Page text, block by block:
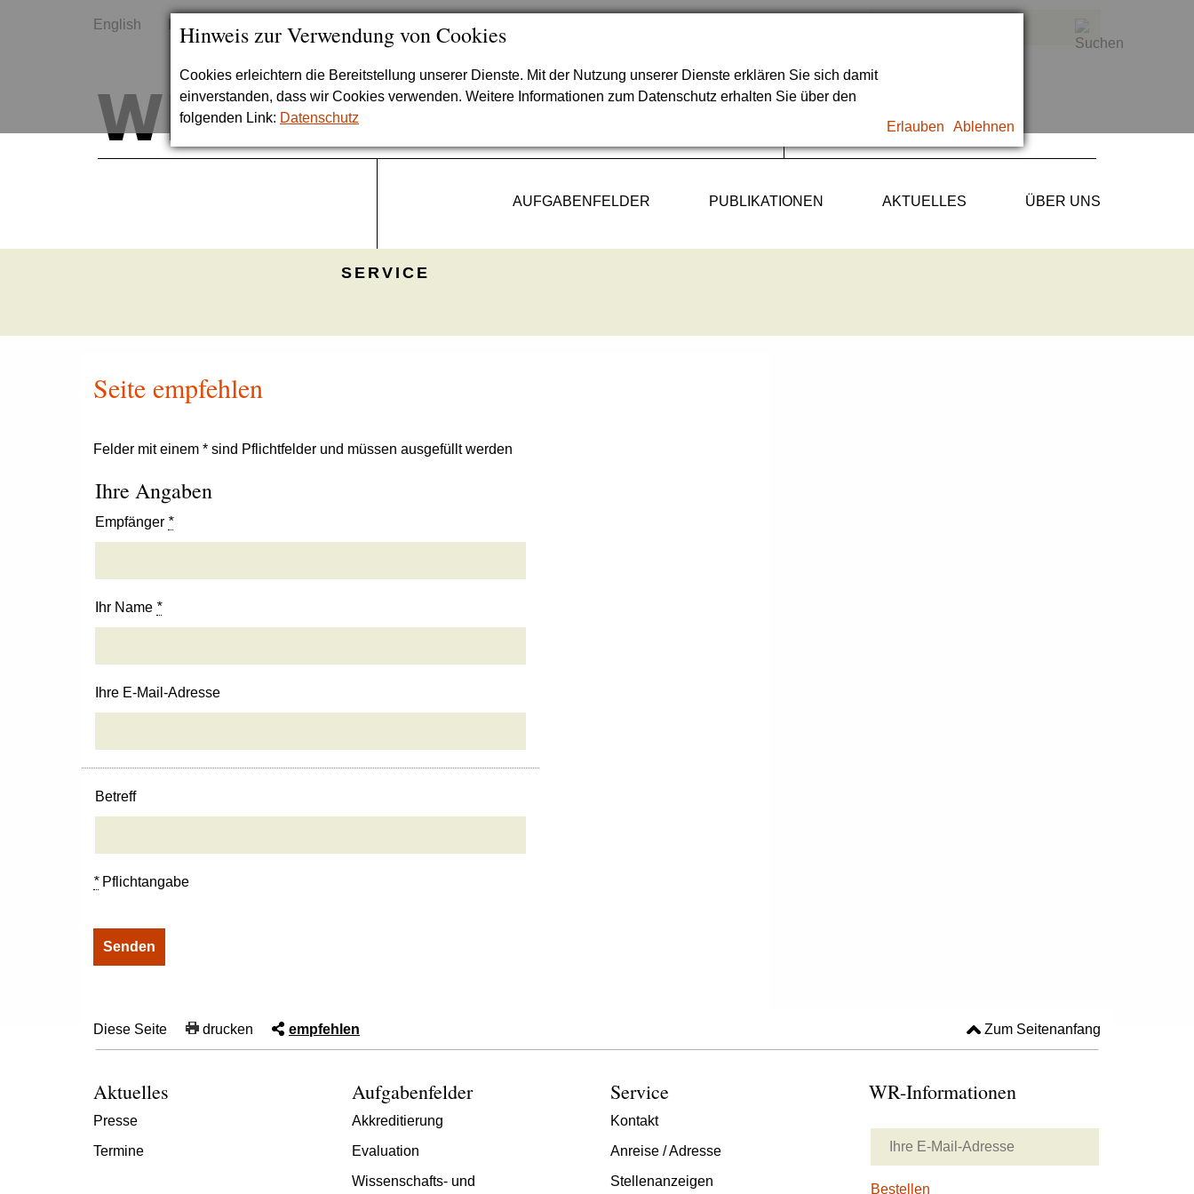
Hinweis zur Verwendung von Cookies
Cookies erleichtern die Bereitstellung unserer Dienste. Mit der Nutzung unserer Dienste erklären Sie sich damit
einverstanden, dass wir Cookies verwenden. Weitere Informationen zum Datenschutz erhalten Sie über den
folgenden Link: Datenschutz
Erlauben Ablehnen
English
AUFGABENFELDER PUBLIKATIONEN AKTUELLES ÜBER UNS
SERVICE
Seite empfehlen
Felder mit einem * sind Pflichtfelder und müssen ausgefüllt werden
Ihre Angaben
Empfänger *
Ihr Name *
Ihre E-Mail-Adresse
Betreff
*Pflichtangabe
Diese Seite drucken empfehlen Zum Seitenanfang
Aktuelles
Presse
Termine
Aufgabenfelder
Akkreditierung
Evaluation
Wissenschafts- und
Service
Kontakt
Anreise / Adresse
Stellenanzeigen
WR-Informationen